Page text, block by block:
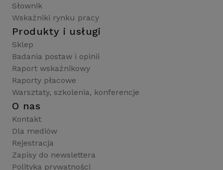
Słownik
Wskaźniki rynku pracy
Produkty i usługi
Sklep
Badania postaw i opinii
Raport wskaźnikowy
Raporty płacowe
Warsztaty, szkolenia, konferencje
O nas
Kontakt
Dla mediów
Rejestracja
Zapisy do newslettera
Polityka prywatności